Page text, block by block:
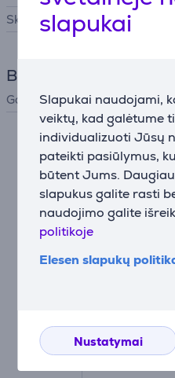
slapukai
Slapukai naudojami,
veiktų, kad galėtume
individualizuoti Jūsų
pateikti pasiūlymus,
būtent Jums.
slapukus galite rasti
naudojimo galite
politikoje
Elesen slapukų
Nustatymai
Skutimo priedai
Bendri parametrai
Gamintojas
BaByliss
juodas -